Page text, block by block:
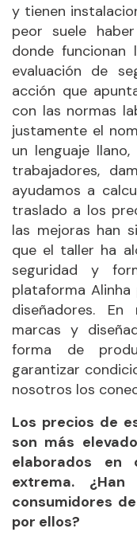
y tienen
peor suele
donde funcionan
evaluación de
acción que
con las normas
justamente el
un lenguaje
trabajadores,
ayudamos a
traslado a los
las mejoras han
que el taller ha
seguridad y
plataforma
diseñadores.
marcas y
forma de
garantizar
nosotros los
Los precios de
son más
elaborados en
extrema.
consumidores
por ellos?